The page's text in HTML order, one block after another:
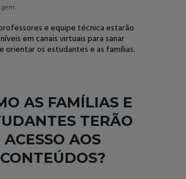
e equipe técnica estarão
em canais virtuais para sanar
orientar os estudantes e as famílias.
AS FAMÍLIAS E
TERÃO
ACESSO AOS
CONTEÚDOS?